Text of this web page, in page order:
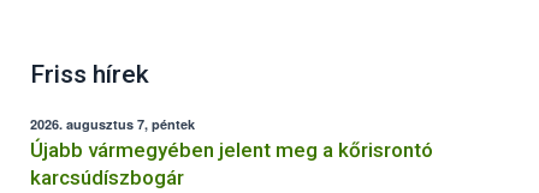
Friss hírek
2026. augusztus 7, péntek
Újabb vármegyében jelent meg a kőrisrontó
karcsúdíszbogár